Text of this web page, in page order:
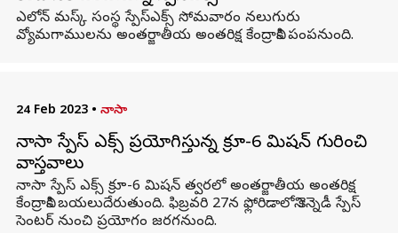
ఎలోన్ మస్క్ సంస్థ స్పేస్‌ఎక్స్ సోమవారం నలుగురు
వ్యోమగాములను అంతర్జాతీయ అంతరిక్ష కేంద్రానికి పంపనుంది.
24 Feb 2023 • నాసా
నాసా స్పేస్ ఎక్స్ ప్రయోగిస్తున్న క్రూ-6 మిషన్ గురించి
వాస్తవాలు
నాసా స్పేస్ ఎక్స్ క్రూ-6 మిషన్ త్వరలో అంతర్జాతీయ అంతరిక్ష
కేంద్రానికి బయలుదేరుతుంది. ఫిబ్రవరి 27న ఫ్లోరిడాలోని కెన్నెడీ స్పేస్
సెంటర్ నుంచి ప్రయోగం జరగనుంది.